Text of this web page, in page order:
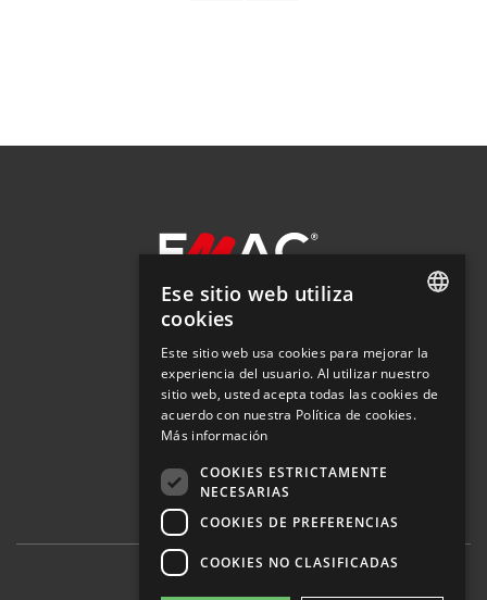
SOLUCIONES
EMPRESA
ACTUALIDAD
DESCARGAS
© 2026 EMAC Grupo
SPANISH
ENGLISH
Ese sitio web utiliza
cookies
Este sitio web usa cookies para mejorar la
experiencia del usuario. Al utilizar nuestro
sitio web, usted acepta todas las cookies de
acuerdo con nuestra Política de cookies.
Más información
COOKIES ESTRICTAMENTE
NECESARIAS
COOKIES DE PREFERENCIAS
COOKIES NO CLASIFICADAS